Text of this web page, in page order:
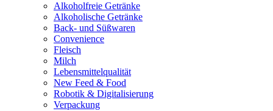
Alkoholfreie Getränke
Alkoholische Getränke
Back- und Süßwaren
Convenience
Fleisch
Milch
Lebensmittelqualität
New Feed & Food
Robotik & Digitalisierung
Verpackung